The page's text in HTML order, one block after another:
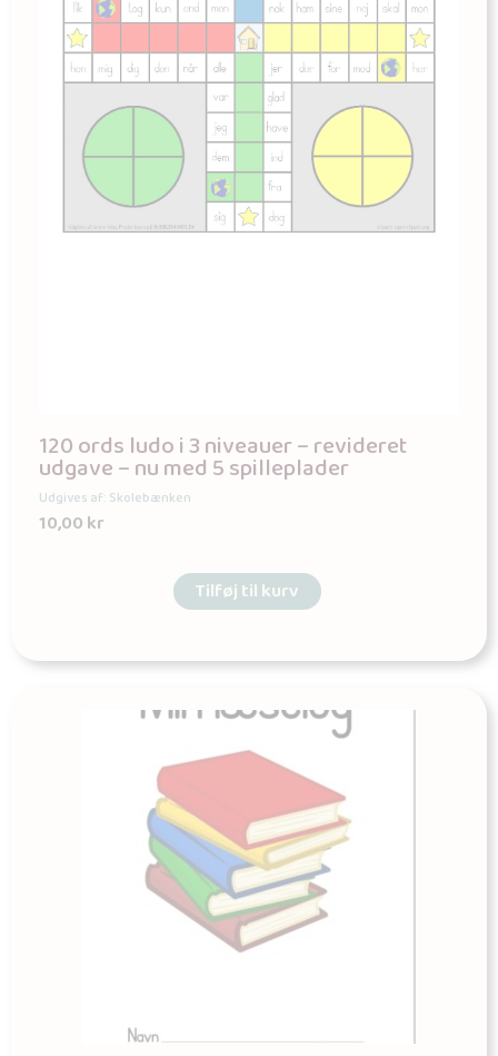
120 ords ludo i 3 niveauer – revideret
udgave – nu med 5 spilleplader
Udgives af: Skolebænken
10,00kr
Tilføj til kurv